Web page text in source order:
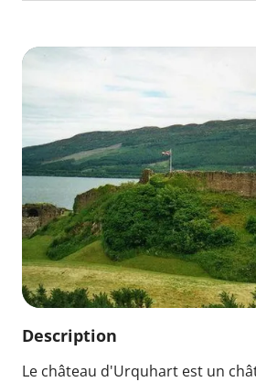
Description
Le château d'Urquhart est un